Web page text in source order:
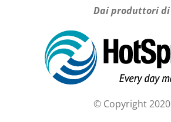
Dai produttori di
© Copyright 2020